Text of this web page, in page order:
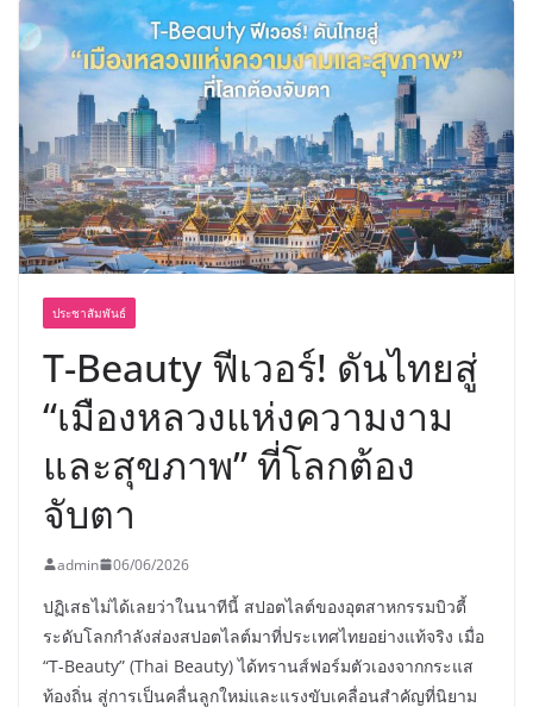
มหาวิทยาลัยเท่านั้น แต่ยังเตรียมพวก
เขาให้พร้อมเป็นผู้กำหนดอนาคต”
8.8 “ซูเลียน” รวมพลังนักธุรกิจทั่ว
ประเทศ จัดประชุมใหญ่แห่งปี พบ CEO
“ดร.ปิยะวัฒน์” ถ่ายทอดวิสัยทัศน์ธุรกิจ
พร้อมฟรีคอนเสิร์ต “โชค รถแห่” ยกวง
ประชาสัมพันธ์
T-Beauty ฟีเวอร์! ดันไทยสู่
“เมืองหลวงแห่งความงาม
และสุขภาพ” ที่โลกต้อง
จับตา
admin 06/06/2026
ปฏิเสธไม่ได้เลยว่าในนาทีนี้ สปอตไลต์ของอุตสาหกรรมบิวตี้
ระดับโลกกำลังส่องสปอตไลต์มาที่ประเทศไทยอย่างแท้จริง เมื่อ
“T-Beauty” (Thai Beauty) ได้ทรานส์ฟอร์มตัวเองจากกระแส
ท้องถิ่น สู่การเป็นคลื่นลูกใหม่และแรงขับเคลื่อนสำคัญที่นิยาม